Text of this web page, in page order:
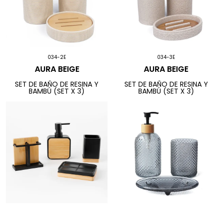
034-2E
AURA BEIGE
SET DE BAÑO DE RESINA Y
BAMBÚ (SET X 3)
034-3E
AURA BEIGE
SET DE BAÑO DE RESINA Y
BAMBÚ (SET X 3)